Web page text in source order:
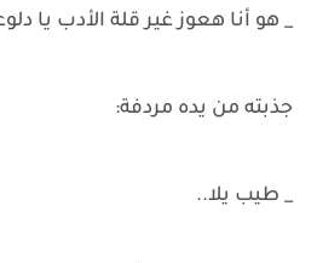
_ هو أنا هعوز غير قلة الأدب يا
جذبته من يده مردفة:
_ طيب يلا..